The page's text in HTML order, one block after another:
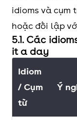
Tình
huống
sử
idioms và cụm
hoặc đối lập
5.1. Các
it a day
Idiom
/ Cụm
từ
Ý